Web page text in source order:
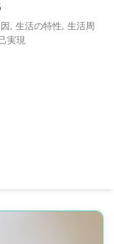
, 生活の特性, 生活周
実現